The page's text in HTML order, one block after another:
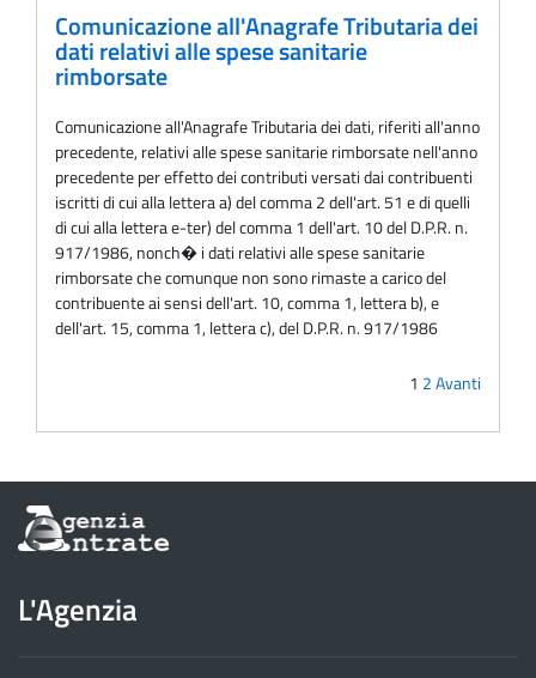
Comunicazione all'Anagrafe Tributaria dei
dati relativi alle spese sanitarie
rimborsate
Comunicazione all'Anagrafe Tributaria dei dati, riferiti all'anno
precedente, relativi alle spese sanitarie rimborsate nell'anno
precedente per effetto dei contributi versati dai contribuenti
iscritti di cui alla lettera a) del comma 2 dell'art. 51 e di quelli
di cui alla lettera e-ter) del comma 1 dell'art. 10 del D.P.R. n.
917/1986, nonch� i dati relativi alle spese sanitarie
rimborsate che comunque non sono rimaste a carico del
contribuente ai sensi dell'art. 10, comma 1, lettera b), e
dell'art. 15, comma 1, lettera c), del D.P.R. n. 917/1986
1 2Avanti
Informazioni
sul
dell'Agenzia
delle
Entrate
L'Agenzia